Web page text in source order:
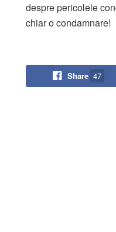
despre pericolele
chiar o condamnare!
Share 47